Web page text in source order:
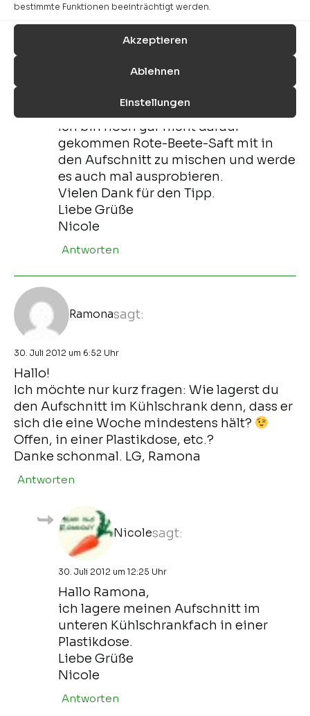
bestimmte Funktionen beeinträchtigt werden.
Akzeptieren
Ablehnen
Einstellungen
und da war er noch gut. Weil er so
lecker ist, wird er bei uns immer sehr
schnell weg gefuttert. Manchmal
Du kannst natürlich einen Teil der
Ich bin noch gar nicht darauf
gekommen Rote-Beete-Saft mit in
den Aufschnitt zu mischen und werde
es auch mal ausprobieren.
Vielen Dank für den Tipp.
Liebe Grüße
Nicole
Antworten
Ramonasagt:
30. Juli 2012 um 6:52 Uhr
Hallo!
Ich möchte nur kurz fragen: Wie lagerst du
den Aufschnitt im Kühlschrank denn, dass er
sich die eine Woche mindestens hält?
Offen, in einer Plastikdose, etc.?
Danke schonmal. LG, Ramona
Antworten
Nicolesagt:
30. Juli 2012 um 12:25 Uhr
Hallo Ramona,
ich lagere meinen Aufschnitt im
unteren Kühlschrankfach in einer
Plastikdose.
Liebe Grüße
Nicole
Antworten